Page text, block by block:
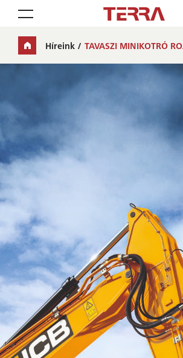
Toggle navigation
Híreink TAVASZI MINIKOTRÓ